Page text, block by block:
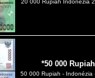
20 000 Rupiah Indonézia
*50 000
50 000 Rupiah - Indonézia